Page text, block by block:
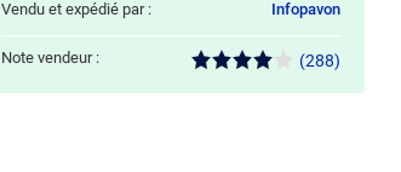
Vendu et expédié par : Infopavon
Note vendeur : (288)